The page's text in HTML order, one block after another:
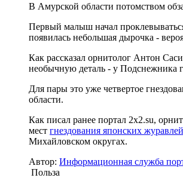
В Амурской области потомством
Первый малыш начал
появилась небольшая дырочка -
Как рассказал орнитолог Антон
необычную деталь - у Подснежника
Для пары это уже четвертое
области.
Как писал ранее портал 2х2.su,
мест гнездования японских журавлей
Михайловском округах.
Автор: Информационная служба
Польза